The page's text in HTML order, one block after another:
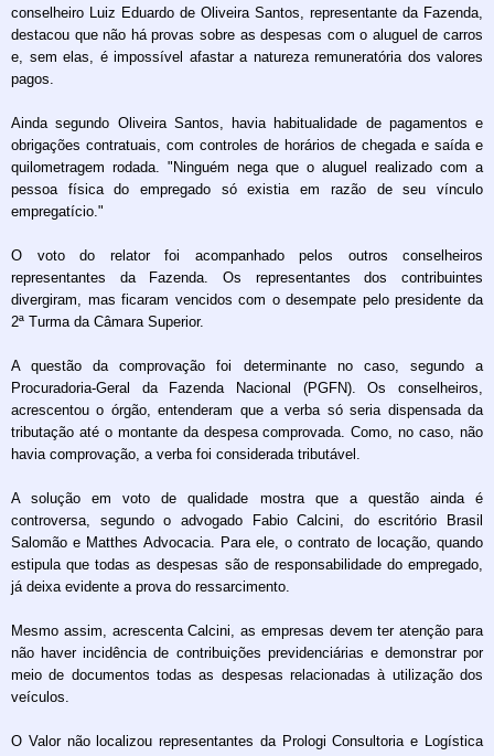
conselheiro Luiz Eduardo de Oliveira Santos, representante da Fazenda,
destacou que não há provas sobre as despesas com o aluguel de carros
e, sem elas, é impossível afastar a natureza remuneratória dos valores
pagos.
Ainda segundo Oliveira Santos, havia habitualidade de pagamentos e
obrigações contratuais, com controles de horários de chegada e saída e
quilometragem rodada. "Ninguém nega que o aluguel realizado com a
pessoa física do empregado só existia em razão de seu vínculo
empregatício."
O voto do relator foi acompanhado pelos outros conselheiros
representantes da Fazenda. Os representantes dos contribuintes
divergiram, mas ficaram vencidos com o desempate pelo presidente da
2ª Turma da Câmara Superior.
A questão da comprovação foi determinante no caso, segundo a
Procuradoria-Geral da Fazenda Nacional (PGFN). Os conselheiros,
acrescentou o órgão, entenderam que a verba só seria dispensada da
tributação até o montante da despesa comprovada. Como, no caso, não
havia comprovação, a verba foi considerada tributável.
A solução em voto de qualidade mostra que a questão ainda é
controversa, segundo o advogado Fabio Calcini, do escritório Brasil
Salomão e Matthes Advocacia. Para ele, o contrato de locação, quando
estipula que todas as despesas são de responsabilidade do empregado,
já deixa evidente a prova do ressarcimento.
Mesmo assim, acrescenta Calcini, as empresas devem ter atenção para
não haver incidência de contribuições previdenciárias e demonstrar por
meio de documentos todas as despesas relacionadas à utilização dos
veículos.
O Valor não localizou representantes da Prologi Consultoria e Logística